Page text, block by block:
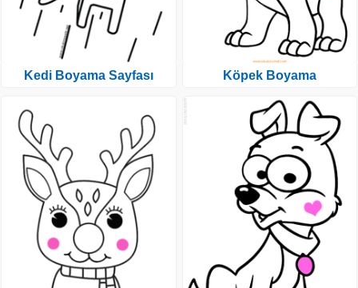
Kedi Boyama Sayfası Köpek Boyama